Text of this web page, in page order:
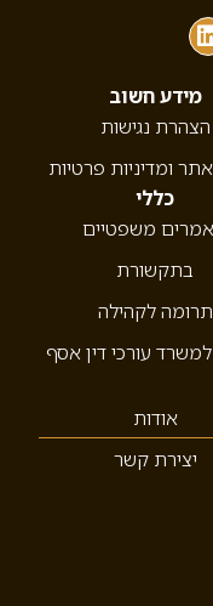
מידע חשוב
הצהרת נגישות
ומדיניות פרטיות
כללי
משפטיים
בתקשורת
תרומה לקהילה
עורכי דין אסף
אודות
יצירת קשר